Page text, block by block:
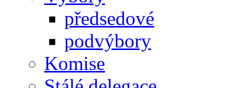
předsedové
podvýbory
Komise